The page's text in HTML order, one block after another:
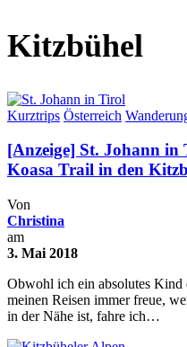
Kitzbühel
Kurztrips Österreich
[Anzeige] St. Johann
Koasa Trail in den
Von
Christina
am
3. Mai 2018
Obwohl ich ein absolutes Kind
meinen Reisen immer freue,
in der Nähe ist, fahre ich…